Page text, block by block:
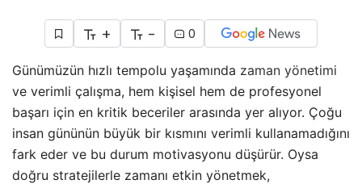
+ - 0
Günümüzün hızlı tempolu yaşamında zaman yönetimi
ve verimli çalışma, hem kişisel hem de profesyonel
başarı için en kritik beceriler arasında yer alıyor. Çoğu
insan gününün büyük bir kısmını verimli kullanamadığını
fark eder ve bu durum motivasyonu düşürür. Oysa
doğru stratejilerle zamanı etkin yönetmek,